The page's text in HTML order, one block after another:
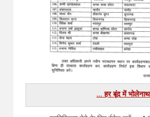
हर बूंद में